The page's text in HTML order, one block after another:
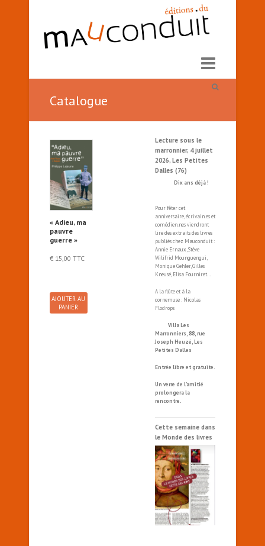
Catalogue
« Adieu, ma
pauvre
guerre »
€ 15,00 TTC
AJOUTER AU
PANIER
Lecture sous le
marronnier, 4 juillet
2026, Les Petites
Dalles (76)
Dix ans déjà !
Pour fêter cet
anniversaire, écrivain.es et
comédien.nes viendront
lire des extraits des livres
publiés chez Mauconduit :
Annie Ernaux, Stève
Wilifrid Mounguengui,
Monique Gehler, Gilles
Kneusé, Elisa Fourniret…
A la flûte et à la
cornemuse : Nicolas
Flodrops
Villa Les
Marronniers, 88, rue
Joseph Heuzé, Les
Petites Dalles
Entrée libre et gratuite.
Un verre de l’amitié
prolongera la
rencontre.
Cette semaine dans
le Monde des livres